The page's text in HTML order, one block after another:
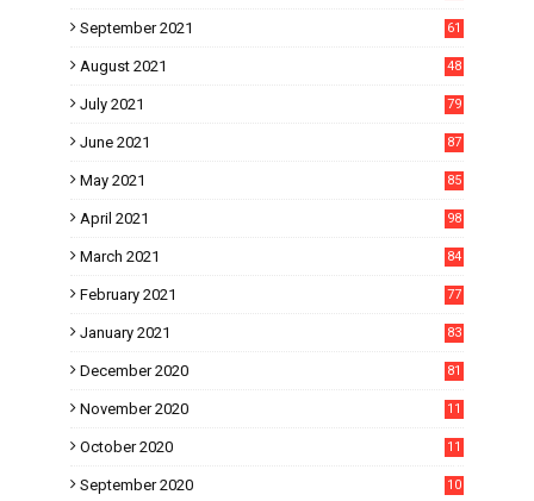
September 2021 61
August 2021 48
July 2021 79
June 2021 87
May 2021 85
April 2021 98
March 2021 84
February 2021 77
January 2021 83
December 2020 81
November 2020
11
October 2020
11
September 2020
10